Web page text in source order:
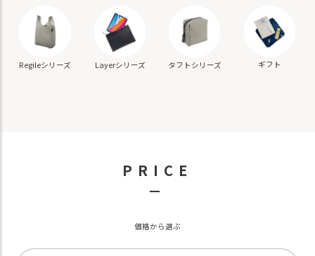
Regileシリーズ Layerシリーズ タフトシリーズ ギフト
PRICE
－
価格から選ぶ